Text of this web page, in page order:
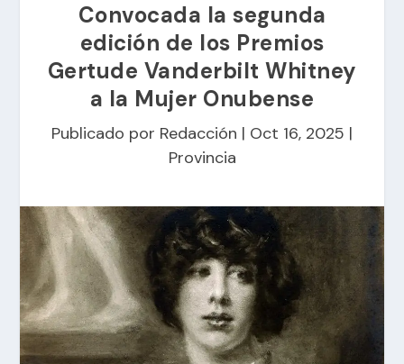
Convocada la segunda
edición de los Premios
Gertude Vanderbilt Whitney
a la Mujer Onubense
Publicado por Redacción | Oct 16, 2025 |
Provincia